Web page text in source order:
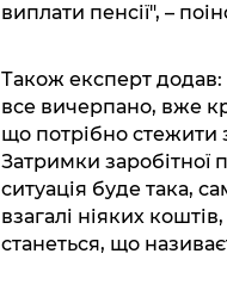
виплати пенсії", –
Також експерт додав:
все вичерпано, вже
що потрібно стежити
Затримки заробітної
ситуація буде така,
взагалі ніяких
станеться, що